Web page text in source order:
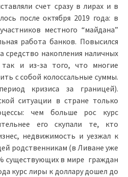
счет сразу в лирах и в
после октября 2019 года: в
местного “майдана”
работа банков. Повысился
средство накопления наличных
и из-за того, что многие
с собой колоссальные суммы.
кризиса за границей).
ситуации в стране только
чем больше рос курс
его скупали те, кто
недвижимость и уезжал к
родственникам (в Ливане уже
существующих в мире граждан
курс лиры к доллару дошел до